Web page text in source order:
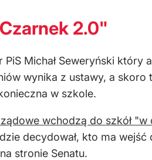
2.0"
PiS Michał Seweryński
wynika z ustawy, a
w szkole.
wchodzą do szkół
decydował, kto ma
stronie Senatu.